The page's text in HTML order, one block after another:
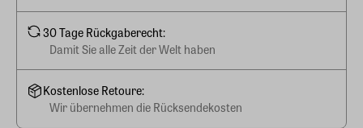
30 Tage Rückgaberecht:
Damit Sie alle Zeit der Welt haben
Kostenlose Retoure:
Wir übernehmen die Rücksendekosten